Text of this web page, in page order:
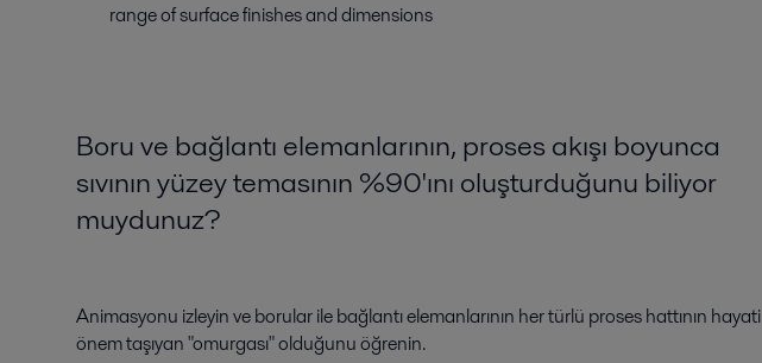
range of surface finishes and dimensions
Boru ve bağlantı elemanlarının, proses akışı boyunca
sıvının yüzey temasının %90'ını oluşturduğunu biliyor
muydunuz?
Animasyonu izleyin ve borular ile bağlantı elemanlarının her türlü proses hattının hayati
önem taşıyan "omurgası" olduğunu öğrenin.